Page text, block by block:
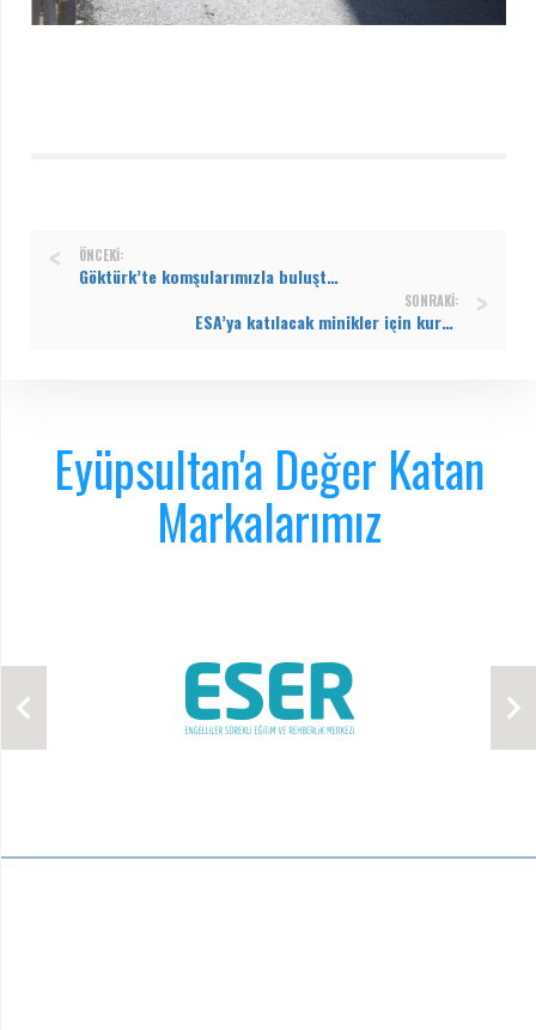
ÖNCEKI:
Göktürk’te komşularımızla buluştuk
SONRAKI:
ESA’ya katılacak minikler için kuralar çekildi
Eyüpsultan'a Değer Katan
Markalarımız